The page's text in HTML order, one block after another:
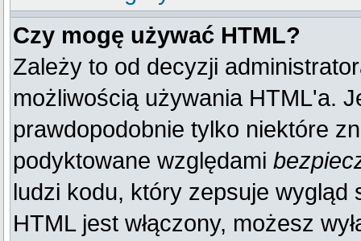
Czy mogę używać HTML?
Zależy to od decyzji
możliwością używania HTML'a.
prawdopodobnie tylko niektóre
podyktowane względami
ludzi kodu, który zepsuje wygląd
HTML jest włączony, możesz